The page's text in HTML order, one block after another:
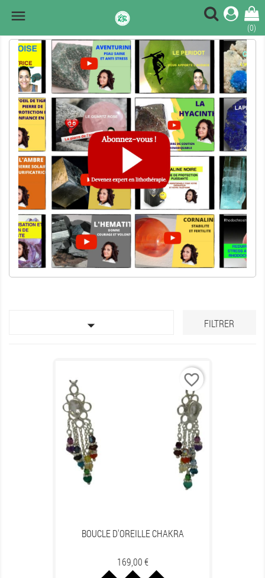

(0)
 FILTRER
favorite_border
BOUCLE D'OREILLE CHAKRA
Prix
169,00 €